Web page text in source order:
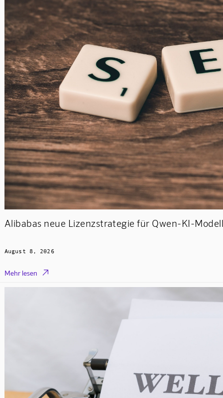
Alibabas neue Lizenzstrategie für Qwen-KI-
August 8, 2026
Mehr lesen 